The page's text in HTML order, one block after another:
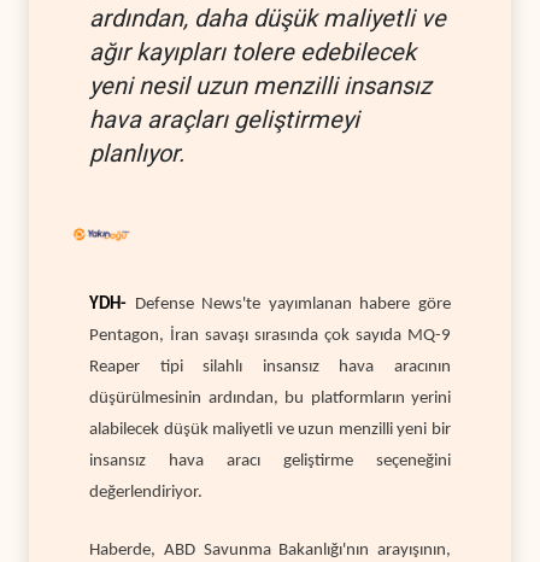
ardından, daha düşük maliyetli ve
ağır kayıpları tolere edebilecek
yeni nesil uzun menzilli insansız
hava araçları geliştirmeyi
planlıyor.
YDH- Defense News'te yayımlanan habere göre
Pentagon, İran savaşı sırasında çok sayıda MQ-9
Reaper tipi silahlı insansız hava aracının
düşürülmesinin ardından, bu platformların yerini
alabilecek düşük maliyetli ve uzun menzilli yeni bir
insansız hava aracı geliştirme seçeneğini
değerlendiriyor.
Haberde, ABD Savunma Bakanlığı'nın arayışının,